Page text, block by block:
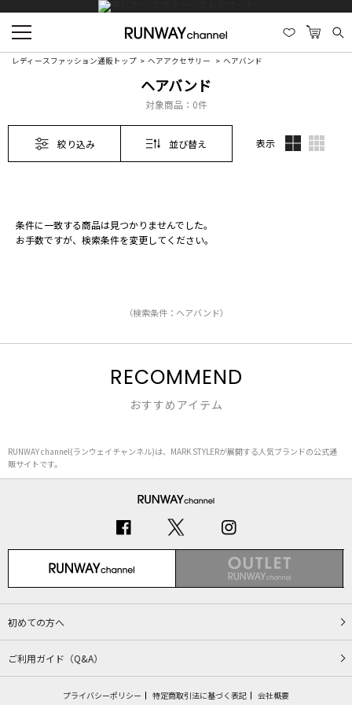
レディースファッション通販トップ ヘアアクセサリー ヘアバンド
ヘアバンド
対象商品： 0件
絞り込み 並び替え 表示
条件に一致する商品は見つかりませんでした。
お手数ですが、検索条件を変更してください。
（検索条件：ヘアバンド）
RECOMMEND
おすすめアイテム
RUNWAY channel(ランウェイチャンネル)は、MARK STYLERが展開する人気ブランドの公式通
販サイトです。
初めての方へ
ご利用ガイド（Q&A）
プライバシーポリシー 特定商取引法に基づく表記 会社概要